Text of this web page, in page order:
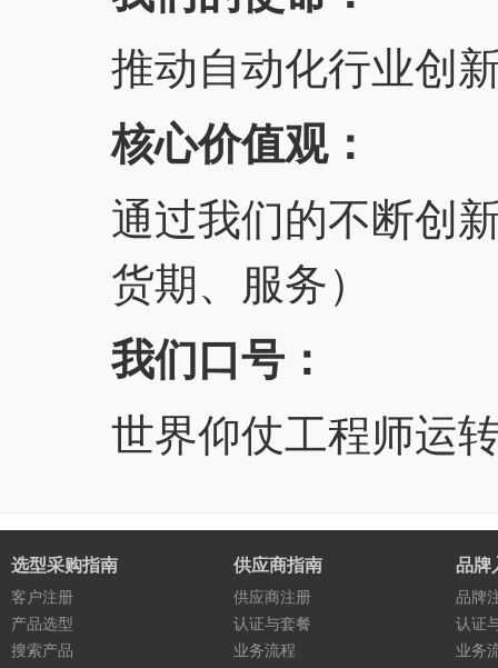
推动自动化行业创
核心价值观：
通过我们的不断创
货期、服务）
我们口号：
世界仰仗工程师运
选型采购指南
客户注册
产品选型
搜索产品
供应商指南
供应商注册
认证与套餐
业务流程
品牌
品牌
认证
业务